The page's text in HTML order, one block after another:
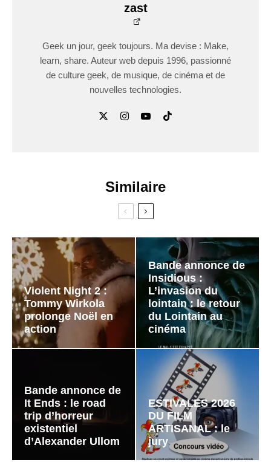
zast
Geek un jour, geek toujours. Ma devise : Make,
learn, share. Auteur web depuis 1996, passionné
de culture geek, de musique, de cinéma et de
nouvelles technologies.
Similaire
Violent Night 2 :
Tommy Wirkola
prolonge Noël en
action
Bande annonce de
Insidious :
L’invasion du
lointain : le retour
du Lointain au
cinéma
Bande annonce de
It Ends : le road
trip d’horreur
existentiel
d’Alexander Ullom
ESTIVALES 2026
DU FILM
ARTISANAL : le
jury